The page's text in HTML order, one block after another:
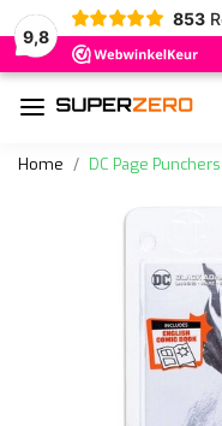
9,8
853
Home DC Page